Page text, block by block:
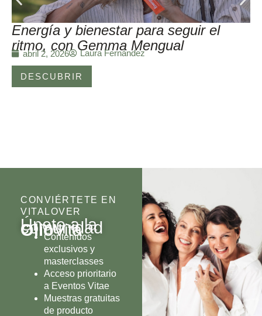
Energía y bienestar para seguir el
ritmo, con Gemma Mengual
abril 2, 2026 Laura Fernández
DESCUBRIR
CONVIÉRTETE EN
VITALOVER
Únete a la
comunidad
OlioVita
Contenidos
exclusivos y
masterclasses
Acceso prioritario
a Eventos Vitae
Muestras gratuitas
de producto